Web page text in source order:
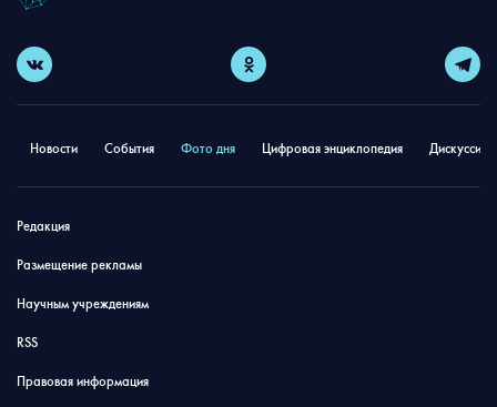
Новости События Фото дня Цифровая энциклопедия
Редакция
Размещение рекламы
Научным учреждениям
RSS
Правовая информация